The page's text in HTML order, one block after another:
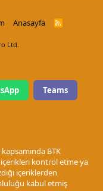
Anasayfa
R
Ltd.
Teams
BTK
içerikleri kontrol etme ya
içeriklerden
kabul etmiş